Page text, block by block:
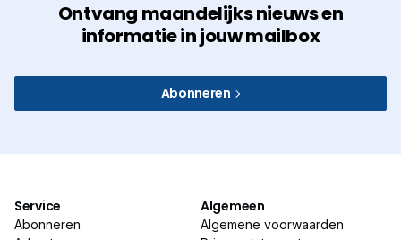
Ontvang maandelijks nieuws en
informatie in jouw mailbox
Abonneren
Service
Abonneren
Algemeen
Algemene voorwaarden